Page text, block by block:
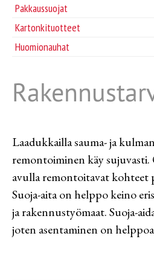
Tarrat ja laput
Tarvikkeet
Pakkaussuojat
Kartonkituotteet
Huomionauhat
Laadukkailla sauma- ja
remontoiminen käy
avulla remontoitavat kohteet
Suoja-aita on helppo keino
ja rakennustyömaat. Suoja-
joten asentaminen on